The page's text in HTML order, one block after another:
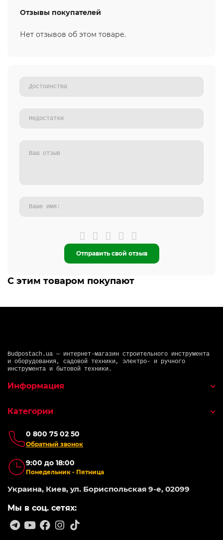
Отзывы покупателей
Нет отзывов об этом товаре.
Отправить свой отзыв
С этим товаром покупают
Budpostach.ua — интернет-магазин строительного инструмента
и оборудования, садовой техники, электро- и ручного
инструмента и бытовой техники.
0 800 75 02 50
Обратный звонок
9:00 до 18:00
Понедельник - Пятница
Украина, Киев, ул. Бориспольская 9-е, 02099
Мы в соц. сетях:
Информация
Категории